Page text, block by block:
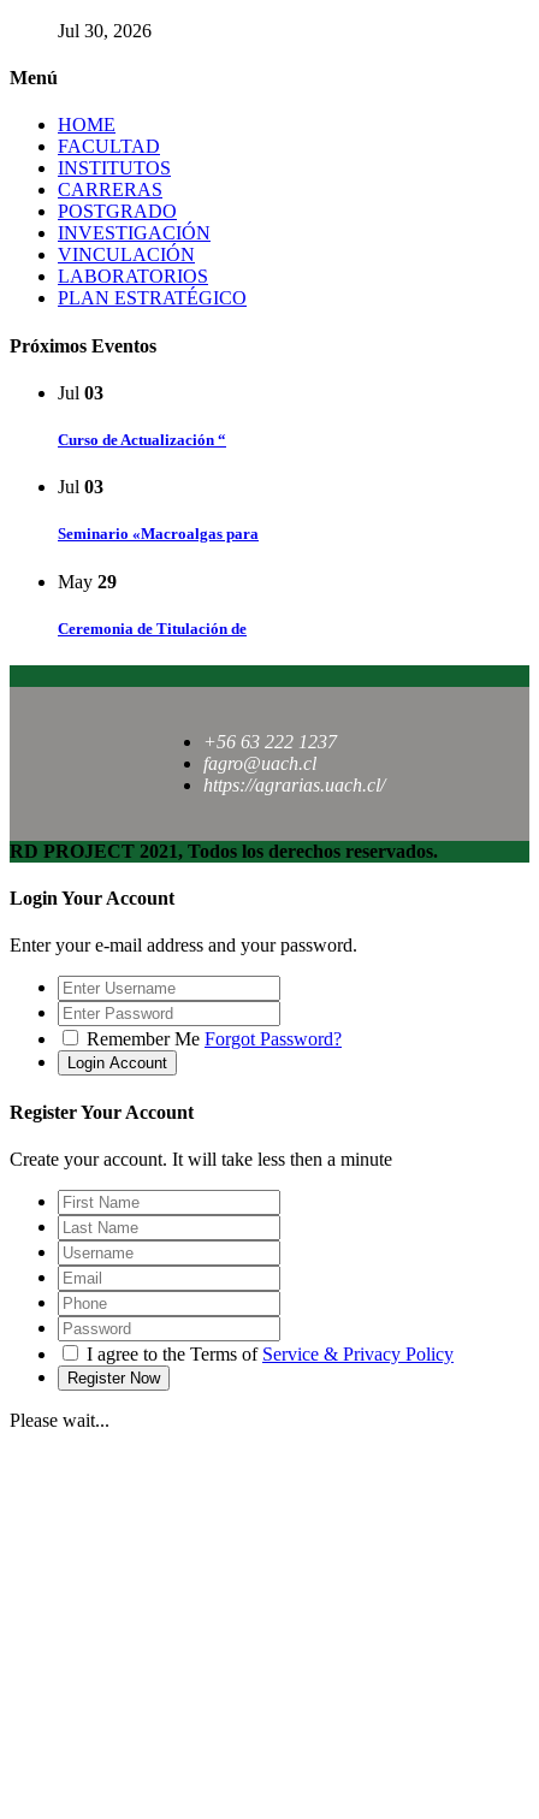
Jul 30, 2026
Menú
HOME
FACULTAD
INSTITUTOS
CARRERAS
POSTGRADO
INVESTIGACIÓN
VINCULACIÓN
LABORATORIOS
PLAN ESTRATÉGICO
Próximos Eventos
Jul 03
Curso de Actualización “
Jul 03
Seminario «Macroalgas para
May 29
Ceremonia de Titulación de
+56 63 222 1237
fagro@uach.cl
https://agrarias.uach.cl/
RD PROJECT 2021, Todos los derechos reservados.
Login Your Account
Enter your e-mail address and your password.
Remember Me Forgot Password?
Register Your Account
Create your account. It will take less then a minute
I agree to the Terms of Service & Privacy Policy
Please wait...